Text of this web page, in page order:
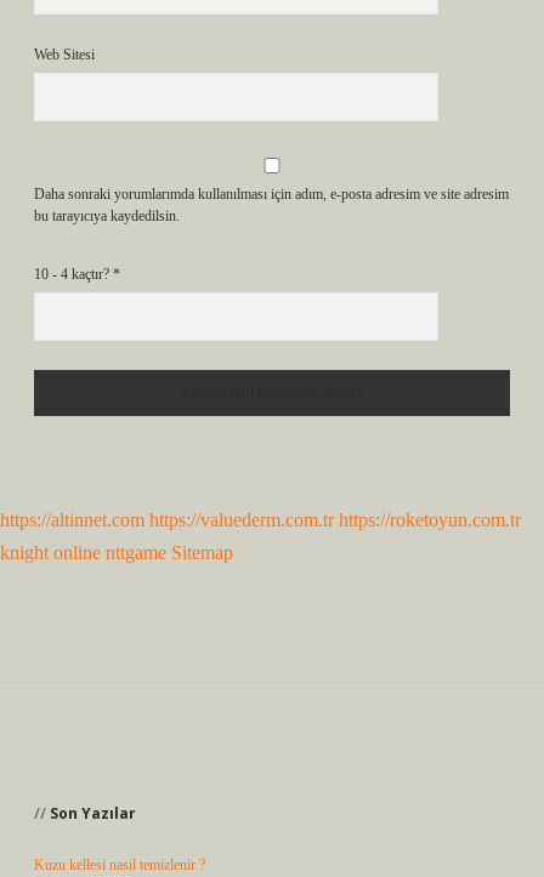
Web Sitesi
Daha sonraki yorumlarımda kullanılması için adım, e-posta adresim ve site adresim
bu tarayıcıya kaydedilsin.
10 - 4 kaçtır? *
https://altinnet.com https://valuederm.com.tr https://roketoyun.com.tr
knight online nttgame Sitemap
Son Yazılar
Kuzu kellesi nasıl temizlenir ?